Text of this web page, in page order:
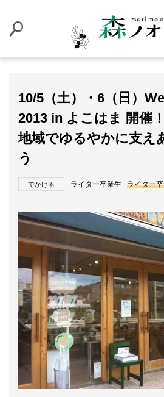
10/5（土）・6（日）
2013 in よこはま 開催
地域でゆるやかに支え
う
でかける ライター卒業生 ライター